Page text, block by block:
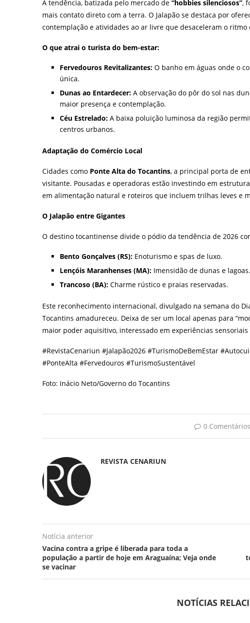
A tendência, batizada pelo mercado de “hobbies silenciosos”,
mais contato direto com a terra. O Jalapão se destaca por
contemplação e atividades ao ar livre que desaceleram o ritmo
O que atrai o turista do bem-estar:
Fervedouros Revitalizantes: O banho em águas onde o
única.
Dunas ao Entardecer: A observação do pôr do sol nas
maior presença e contemplação.
Céu Estrelado: A baixa poluição luminosa da região
centros urbanos.
Adaptação do Comércio Local
Cidades como Ponte Alta do Tocantins, a principal porta de
visitante. Pousadas e operadoras estão investindo em
em alimentação natural e roteiros que incluem trilhas leves e
O Jalapão entre Gigantes
O destino tocantinense divide o pódio da tendência de 2026
Bento Gonçalves (RS): Enoturismo e spas de luxo.
Lençóis Maranhenses (MA): Imensidão de dunas e lagoas.
Trancoso (BA): Charme rústico e praias reservadas.
Este reconhecimento internacional, divulgado na semana do
Tocantins amadureceu. Deixa de ser um local apenas para
maior poder aquisitivo, interessado em experiências
#RevistaCenariun #Jalapão2026 #TurismoDeBemEstar
#PonteAlta #Fervedouros #TurismoSustentável
Foto: Inácio Neto/Governo do Tocantins
0 Comentários
REVISTA CENARIUN
Notícia anterior
Vacina contra a gripe é liberada para toda a
população a partir de hoje em Araguaína; Veja onde
se vacinar
NOTÍCIAS